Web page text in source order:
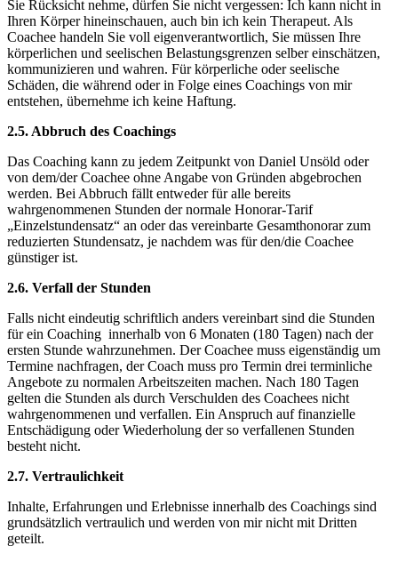
Sie Rücksicht nehme, dürfen Sie nicht vergessen: Ich kann nicht in
Ihren Körper hineinschauen, auch bin ich kein Therapeut. Als
Coachee handeln Sie voll eigenverantwortlich, Sie müssen Ihre
körperlichen und seelischen Belastungsgrenzen selber einschätzen,
kommunizieren und wahren. Für körperliche oder seelische
Schäden, die während oder in Folge eines Coachings von mir
entstehen, übernehme ich keine Haftung.
2.5. Abbruch des Coachings
Das Coaching kann zu jedem Zeitpunkt von Daniel Unsöld oder
von dem/der Coachee ohne Angabe von Gründen abgebrochen
werden. Bei Abbruch fällt entweder für alle bereits
wahrgenommenen Stunden der normale Honorar-Tarif
„Einzelstundensatz“ an oder das vereinbarte Gesamthonorar zum
reduzierten Stundensatz, je nachdem was für den/die Coachee
günstiger ist.
2.6. Verfall der Stunden
Falls nicht eindeutig schriftlich anders vereinbart sind die Stunden
für ein Coaching innerhalb von 6 Monaten (180 Tagen) nach der
ersten Stunde wahrzunehmen. Der Coachee muss eigenständig um
Termine nachfragen, der Coach muss pro Termin drei terminliche
Angebote zu normalen Arbeitszeiten machen. Nach 180 Tagen
gelten die Stunden als durch Verschulden des Coachees nicht
wahrgenommenen und verfallen. Ein Anspruch auf finanzielle
Entschädigung oder Wiederholung der so verfallenen Stunden
besteht nicht.
2.7. Vertraulichkeit
Inhalte, Erfahrungen und Erlebnisse innerhalb des Coachings sind
grundsätzlich vertraulich und werden von mir nicht mit Dritten
geteilt.